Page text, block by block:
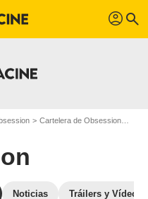
profil search
Cartelera de Obsession
Noticias Tráilers y Vídeos